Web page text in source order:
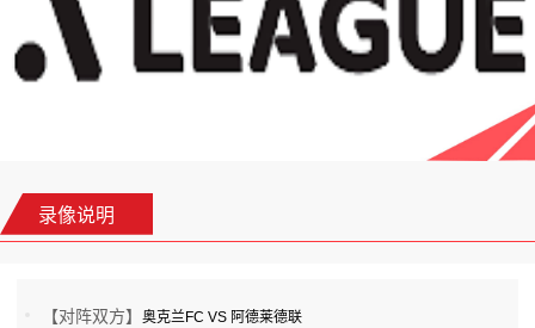
录像说明
【对阵双方】奥克兰FC VS 阿德莱德联